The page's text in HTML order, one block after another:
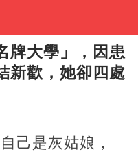
牌大學」，因患
新歡，她卻四處
己是灰姑娘，